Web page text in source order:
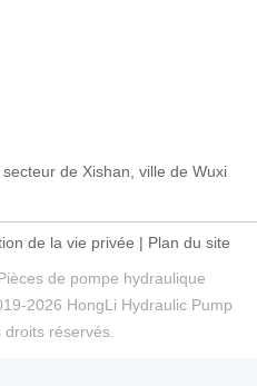
de Xishan, ville de Wuxi
de la vie privée | Plan du site
de pompe hydraulique
2026 HongLi Hydraulic Pump
droits réservés.